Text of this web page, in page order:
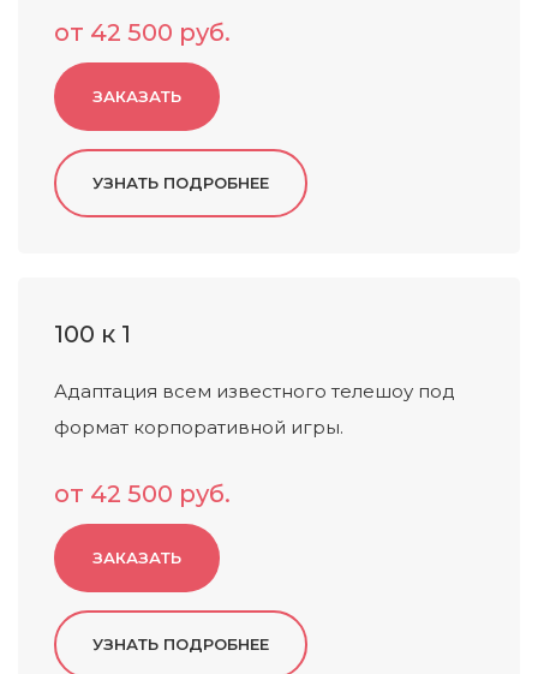
от 42 500 руб.
ЗАКАЗАТЬ
100 к 1
Адаптация всем известного телешоу под
формат корпоративной игры.
от 42 500 руб.
ЗАКАЗАТЬ